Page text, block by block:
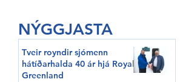
NÝGGJASTA
Tveir royndir sjómenn
hátíðarhalda 40 ár hjá Royal
Greenland